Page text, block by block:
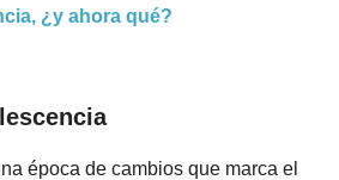
¿y ahora qué?
época de cambios que marca el